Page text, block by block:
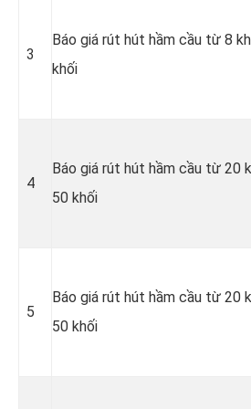
3
Báo giá rút hút hầm cầu từ 8
khối
4
Báo giá rút hút hầm cầu từ 20
50 khối
5
Báo giá rút hút hầm cầu từ 20
50 khối